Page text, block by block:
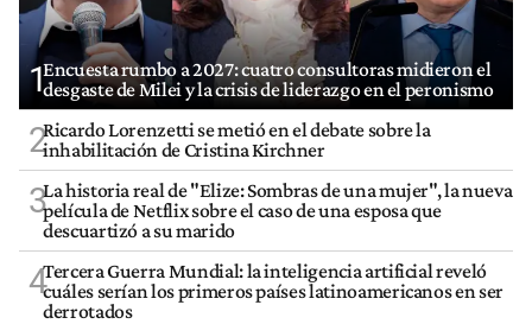
1Encuesta rumbo a 2027: cuatro consultoras midieron el
desgaste de Milei y la crisis de liderazgo en el peronismo
2Ricardo Lorenzetti se metió en el debate sobre la
inhabilitación de Cristina Kirchner
3La historia real de "Elize: Sombras de una mujer", la nueva
película de Netflix sobre el caso de una esposa que
descuartizó a su marido
4Tercera Guerra Mundial: la inteligencia artificial reveló
cuáles serían los primeros países latinoamericanos en ser
derrotados